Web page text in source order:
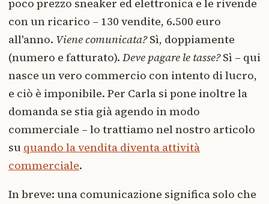
poco prezzo sneaker ed elettronica e le rivende
con un ricarico – 130 vendite, 6.500 euro
all'anno. Viene comunicata?Sì, doppiamente
(numero e fatturato). Deve pagare le tasse?Sì – qui
nasce un vero commercio con intento di lucro,
e ciò è imponibile. Per Carla si pone inoltre la
domanda se stia già agendo in modo
commerciale – lo trattiamo nel nostro articolo
su quando la vendita diventa attività
commerciale.
In breve: una comunicazione significa solo che